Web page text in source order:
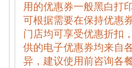
用的优惠券一般黑白打
可根据需要在保持优惠
门店均可享受优惠折扣
供的电子优惠券均来自
异，建议使用前咨询各